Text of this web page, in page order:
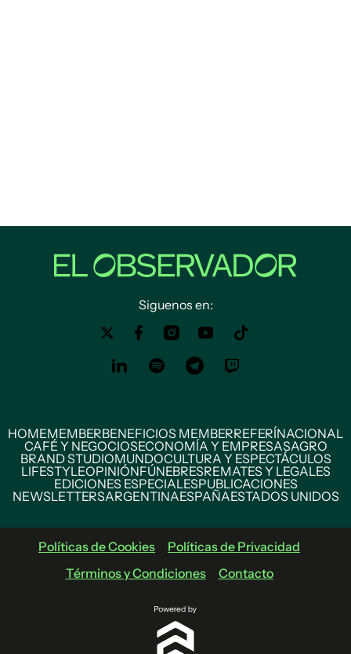
Siguenos en:
HOMEMEMBERBENEFICIOS MEMBERREFERÍNACIONAL
CAFÉ Y NEGOCIOSECONOMÍA Y EMPRESASAGRO
BRAND STUDIOMUNDOCULTURA Y ESPECTÁCULOS
LIFESTYLEOPINIÓNFÚNEBRESREMATES Y LEGALES
EDICIONES ESPECIALESPUBLICACIONES
NEWSLETTERSARGENTINAESPAÑAESTADOS UNIDOS
Políticas de Cookies
Políticas de Privacidad
Términos y Condiciones
Contacto